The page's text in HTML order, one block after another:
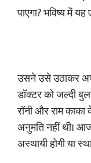
पाएगा? भविष्य में
​उसने उसे उठाकर
डॉक्टर को जल्दी
रॉनी और राम
अनुमति नहीं थी।
अस्थायी होगी या